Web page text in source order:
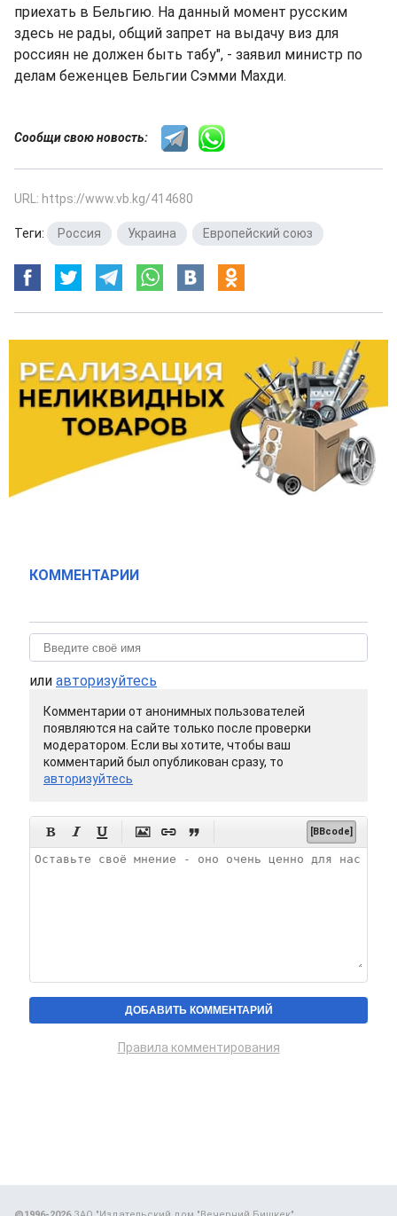
приехать в Бельгию. На данный момент русским
здесь не рады, общий запрет на выдачу виз для
россиян не должен быть табу", - заявил министр по
делам беженцев Бельгии Сэмми Махди.
Сообщи свою новость:
URL: https://www.vb.kg/414680
Теги: Россия Украина Европейский союз
КОММЕНТАРИИ
или авторизуйтесь
Комментарии от анонимных пользователей
появляются на сайте только после проверки
модератором. Если вы хотите, чтобы ваш
комментарий был опубликован сразу, то
авторизуйтесь
      [BBcode]
Правила комментирования